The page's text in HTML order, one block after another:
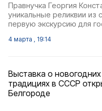
Правнучка Георгия
уникальные реликвии из
первую экскурсию для
4 марта , 19:14
Выставка о новогодних
традициях в СССР
Белгороде